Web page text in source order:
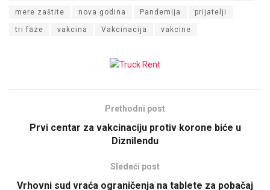
mere zaštite nova godina Pandemija prijatelji
tri faze vakcina Vakcinacija vakcine
Prethodni post
Prvi centar za vakcinaciju protiv korone biće u
Diznilendu
Sledeći post
Vrhovni sud vraća ograničenja na tablete za pobačaj